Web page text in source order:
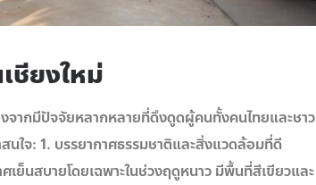
ชียงใหม่
จากมีปัจจัยหลากหลายที่ดึงดูดผู้คนทั้งคนไทยและชาว
นใจ: 1. บรรยากาศธรรมชาติและสิ่งแวดล้อมที่ดี
เย็นสบายโดยเฉพาะในช่วงฤดูหนาว มีพื้นที่สีเขียวและ